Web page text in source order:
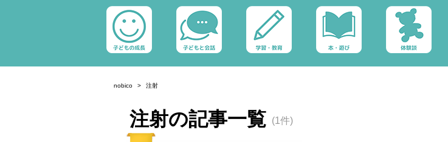
nobico 注射
注射の記事一覧 (1件)